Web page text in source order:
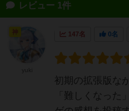
レビュー 1件
147名 0名
初期の拡張版な
「難しくなった
神